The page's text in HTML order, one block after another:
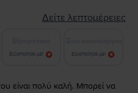
Δείτε λεπτομέρειες
Ειδοποίησε με! Ειδοποίησε με!
είναι πολύ καλή. Μπορεί να